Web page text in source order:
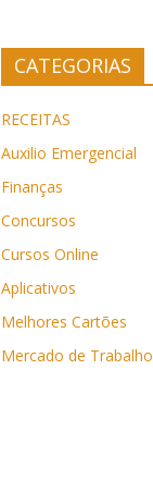
CATEGORIAS
RECEITAS
Auxilio Emergencial
Finanças
Concursos
Cursos Online
Aplicativos
Melhores Cartões
Mercado de Trabalho